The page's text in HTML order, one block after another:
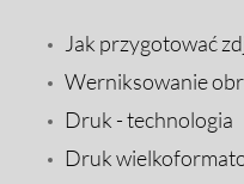
Jak przygotować
Werniksowanie
Druk - technologia
Druk